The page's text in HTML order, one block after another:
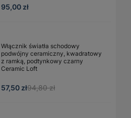
95,00 zł
Włącznik światła schodowy
podwójny ceramiczny, kwadratowy
z ramką, podtynkowy czarny
Ceramic Loft
57,50 zł94,80 zł